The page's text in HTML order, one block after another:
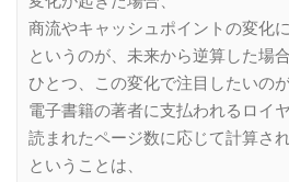
商流やキャッシュポイントの変化
というのが、未来から逆算した場
ひとつ、この変化で注目したいのが
電子書籍の著者に支払われるロイヤ
読まれたページ数に応じて計算さ
ということは、